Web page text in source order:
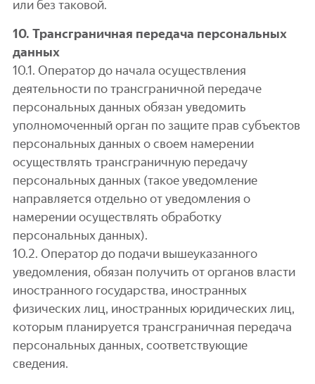
или без таковой.
10. Трансграничная передача персональных
данных
10.1. Оператор до начала осуществления
деятельности по трансграничной передаче
персональных данных обязан уведомить
уполномоченный орган по защите прав субъектов
персональных данных о своем намерении
осуществлять трансграничную передачу
персональных данных (такое уведомление
направляется отдельно от уведомления о
намерении осуществлять обработку
персональных данных).
10.2. Оператор до подачи вышеуказанного
уведомления, обязан получить от органов власти
иностранного государства, иностранных
физических лиц, иностранных юридических лиц,
которым планируется трансграничная передача
персональных данных, соответствующие
сведения.